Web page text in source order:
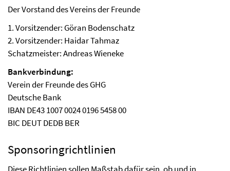
Der Vorstand des Vereins der Freunde
1. Vorsitzender: Göran Bodenschatz
2. Vorsitzender: Haidar Tahmaz
Schatzmeister: Andreas Wieneke
Bankverbindung:
Verein der Freunde des GHG
Deutsche Bank
IBAN DE43 1007 0024 0196 5458 00
BIC DEUT DEDB BER
Sponsoringrichtlinien